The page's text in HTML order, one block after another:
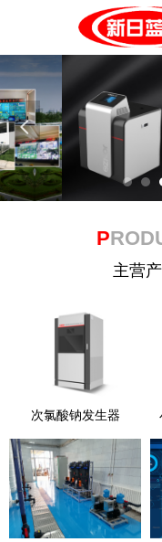
넳
P
主营
次氯酸钠发生器